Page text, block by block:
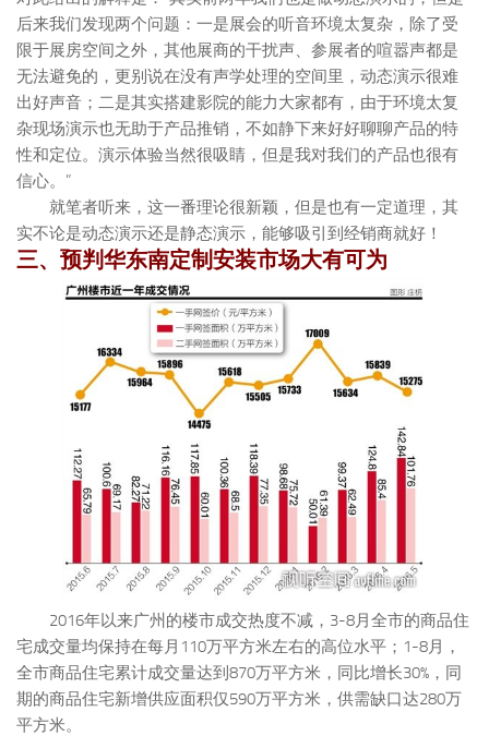
后来我们发现两个问题：一是展会的听音环境太复杂，除了受
限于展房空间之外，其他展商的干扰声、参展者的喧嚣声都是
无法避免的，更别说在没有声学处理的空间里，动态演示很难
出好声音；二是其实搭建影院的能力大家都有，由于环境太复
杂现场演示也无助于产品推销，不如静下来好好聊聊产品的特
性和定位。演示体验当然很吸睛，但是我对我们的产品也很有
信心。”
就笔者听来，这一番理论很新颖，但是也有一定道理，其
实不论是动态演示还是静态演示，能够吸引到经销商就好！
三、预判华东南定制安装市场大有可为
2016年以来广州的楼市成交热度不减，3-8月全市的商品住
宅成交量均保持在每月110万平方米左右的高位水平；1-8月，
全市商品住宅累计成交量达到870万平方米，同比增长30%，同
期的商品住宅新增供应面积仅590万平方米，供需缺口达280万
平方米。